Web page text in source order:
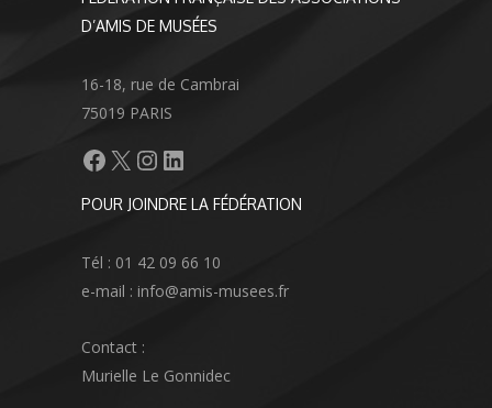
D’AMIS DE MUSÉES
16-18, rue de Cambrai
75019 PARIS
Facebook
X Instagram
LinkedIn
POUR JOINDRE LA FÉDÉRATION
Tél : 01 42 09 66 10
e-mail : info@amis-musees.fr
Contact :
Murielle Le Gonnidec